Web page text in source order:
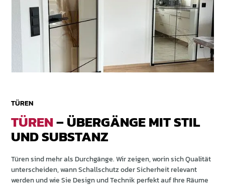
TÜREN
TÜREN– ÜBERGÄNGE MIT STIL
UND SUBSTANZ
Türen sind mehr als Durchgänge. Wir zeigen, worin sich Qualität
unterscheiden, wann Schallschutz oder Sicherheit relevant
werden und wie Sie Design und Technik perfekt auf Ihre Räume